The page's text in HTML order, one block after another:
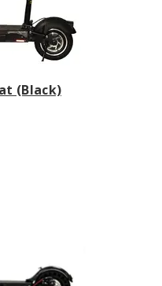
(Black)